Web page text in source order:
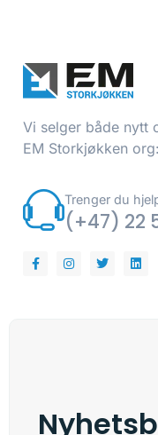
Vi selger både nytt
EM Storkjøkken
Trenger du
(+47) 22